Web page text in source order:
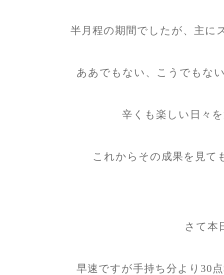
半月程の期間でしたが、主に
ああでもない、こうでもな
辛くも楽しい日々
これからその成果を見て
さて本
早速ですが手持ち分より30